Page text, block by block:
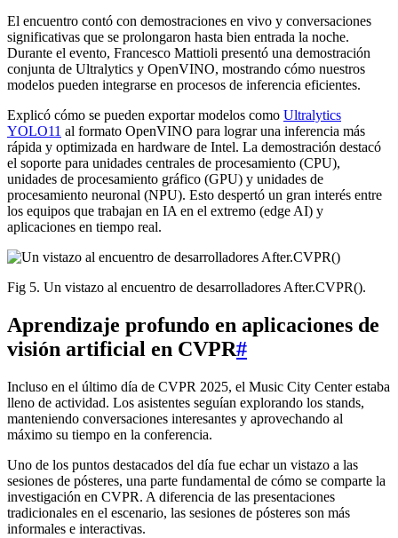
El encuentro contó con demostraciones en vivo y conversaciones
significativas que se prolongaron hasta bien entrada la noche.
Durante el evento, Francesco Mattioli presentó una demostración
conjunta de Ultralytics y OpenVINO, mostrando cómo nuestros
modelos pueden integrarse en procesos de inferencia eficientes.
Explicó cómo se pueden exportar modelos como Ultralytics
YOLO11 al formato OpenVINO para lograr una inferencia más
rápida y optimizada en hardware de Intel. La demostración destacó
el soporte para unidades centrales de procesamiento (CPU),
unidades de procesamiento gráfico (GPU) y unidades de
procesamiento neuronal (NPU). Esto despertó un gran interés entre
los equipos que trabajan en IA en el extremo (edge AI) y
aplicaciones en tiempo real.
Fig 5. Un vistazo al encuentro de desarrolladores After.CVPR().
Aprendizaje profundo en aplicaciones de
visión artificial en CVPR#
Incluso en el último día de CVPR 2025, el Music City Center estaba
lleno de actividad. Los asistentes seguían explorando los stands,
manteniendo conversaciones interesantes y aprovechando al
máximo su tiempo en la conferencia.
Uno de los puntos destacados del día fue echar un vistazo a las
sesiones de pósteres, una parte fundamental de cómo se comparte la
investigación en CVPR. A diferencia de las presentaciones
tradicionales en el escenario, las sesiones de pósteres son más
informales e interactivas.